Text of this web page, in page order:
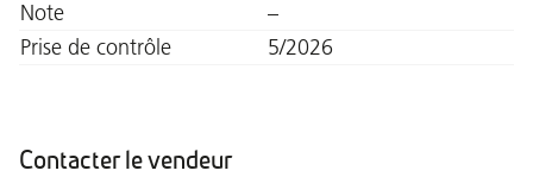
Note
–
Prise de contrôle
5/2026
Contacter le vendeur